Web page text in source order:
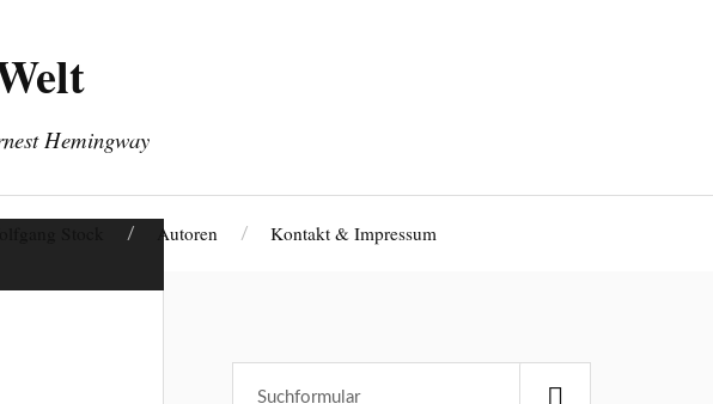
Hemingway
Autoren Kontakt & Impressum